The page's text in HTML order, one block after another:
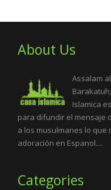
About Us
Assalam
Islamica
para difundir el mensaje
a los musulmanes lo que
adoración en Espanol....
Categories